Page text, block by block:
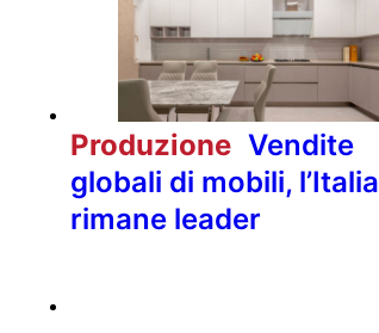
Produzione Vendite
globali di mobili, l’Italia
rimane leader